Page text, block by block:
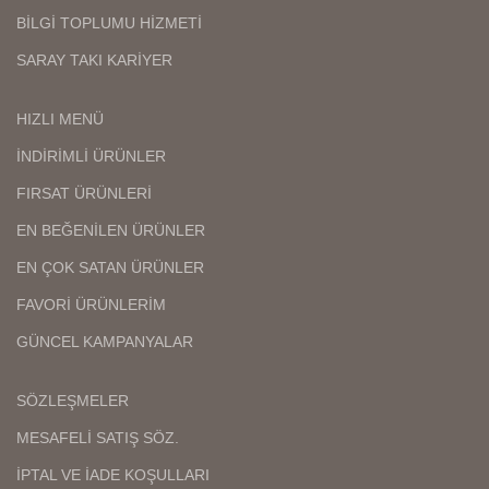
BİLGİ TOPLUMU HİZMETİ
SARAY TAKI KARİYER
HIZLI MENÜ
İNDİRİMLİ ÜRÜNLER
FIRSAT ÜRÜNLERİ
EN BEĞENİLEN ÜRÜNLER
EN ÇOK SATAN ÜRÜNLER
FAVORİ ÜRÜNLERİM
GÜNCEL KAMPANYALAR
SÖZLEŞMELER
MESAFELİ SATIŞ SÖZ.
İPTAL VE İADE KOŞULLARI